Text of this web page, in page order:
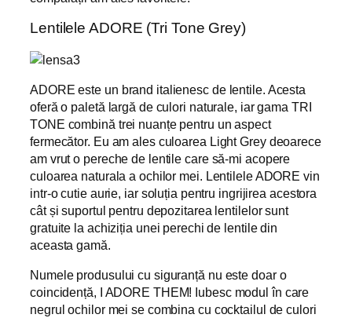
Lentilele ADORE (Tri Tone Grey)
ADORE este un brand italienesc de lentile. Acesta
oferă o paletă largă de culori naturale, iar gama TRI
TONE combină trei nuanțe pentru un aspect
fermecător. Eu am ales culoarea Light Grey deoarece
am vrut o pereche de lentile care să-mi acopere
culoarea naturala a ochilor mei. Lentilele ADORE vin
intr-o cutie aurie, iar soluția pentru ingrijirea acestora
cât și suportul pentru depozitarea lentilelor sunt
gratuite la achiziția unei perechi de lentile din
aceasta gamă.
Numele produsului cu siguranță nu este doar o
coincidență, I ADORE THEM! Iubesc modul în care
negrul ochilor mei se combina cu cocktailul de culori